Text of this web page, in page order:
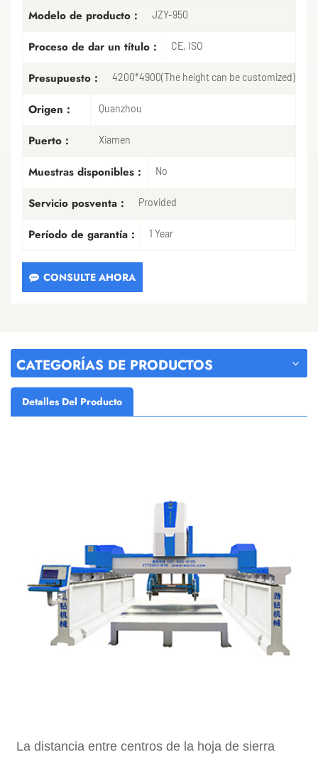
Modelo de producto : JZY-950
Proceso de dar un título : CE, ISO
Presupuesto : 4200*4900(The height can be customized)
Origen : Quanzhou
Puerto : Xiamen
Muestras disponibles : No
Servicio posventa : Provided
Período de garantía : 1 Year
CONSULTE AHORA
CATEGORÍAS DE PRODUCTOS
Detalles Del Producto
La distancia entre centros de la hoja de sierra